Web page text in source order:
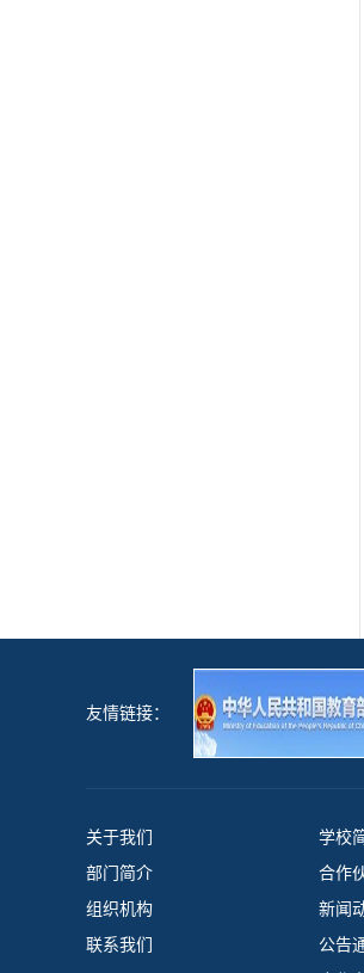
友情链接：
关于我们
部门简介
组织机构
联系我们
学校
合作
新闻
公告